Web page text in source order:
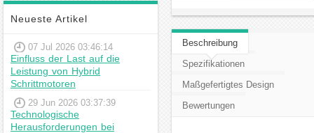
Neueste Artikel
07 Jul 2026 03:46:14
Einfluss der Last auf die
Leistung von Hybrid
Schrittmotoren
29 Jun 2026 03:37:39
Technologische
Herausforderungen bei
Beschreibung
Spezifikationen
Maßgefertigtes Design
Bewertungen